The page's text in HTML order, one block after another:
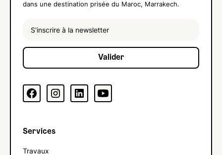
dans une destination prisée du Maroc, Marrakech.
Services
Travaux